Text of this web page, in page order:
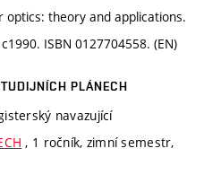
optics: theory and applications.
ISBN 0127704558. (EN)
PLÁNECH
navazující
, 1 ročník, zimní semestr,